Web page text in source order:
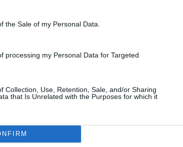
the Sale of my Personal Data.
processing my Personal Data for Targeted
Collection, Use, Retention, Sale, and/or Sharing
that Is Unrelated with the Purposes for which it